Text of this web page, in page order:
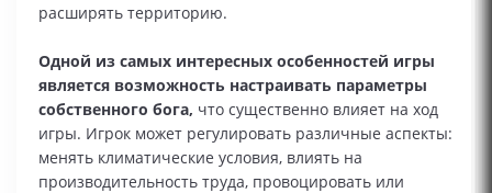
расширять территорию.
Одной из самых интересных особенностей игры
является возможность настраивать параметры
собственного бога, что существенно влияет на ход
игры. Игрок может регулировать различные аспекты:
менять климатические условия, влиять на
производительность труда, провоцировать или